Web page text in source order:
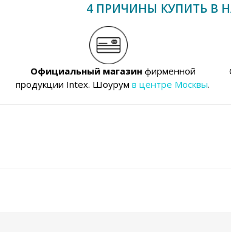
4 ПРИЧИНЫ КУПИТЬ В
Официальный магазинфирменной
продукции Intex. Шоурумв центре Москвы.